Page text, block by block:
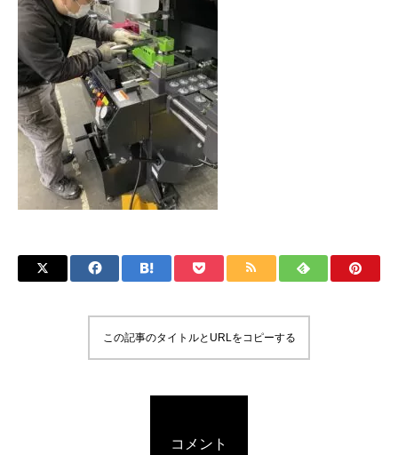
この記事のタイトルとURLをコピーする
コメント